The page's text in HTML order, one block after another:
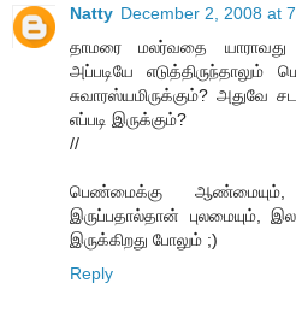
Natty December 2, 2008 at
தாமரை மலர்வதை யாராவது
அப்படியே
சுவாரஸ்யமிருக்கும்? அதுவே
எப்படி இருக்கும்?
//
பெண்மைக்கு
இருப்பதால்தான் புலமையும்,
இருக்கிறது போலும் ;)
Reply